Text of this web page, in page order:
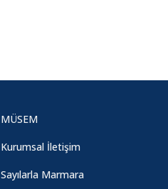
MÜSEM
Kurumsal İletişim
Sayılarla Marmara